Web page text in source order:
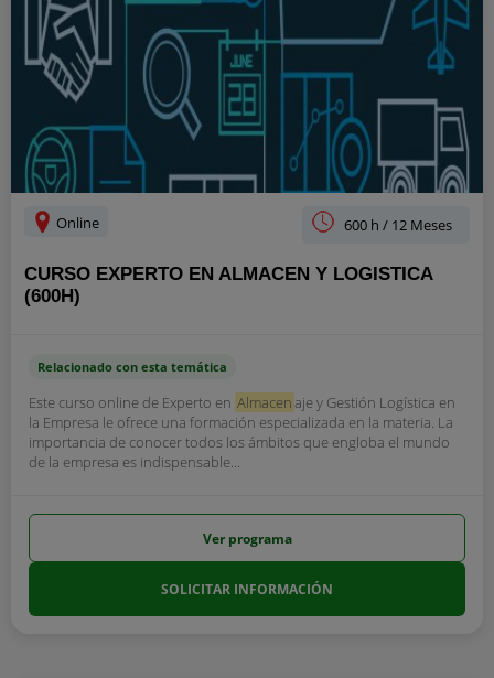
Online 600 h / 12 Meses
CURSO EXPERTO EN ALMACEN Y LOGISTICA
(600H)
Relacionado con esta temática
Este curso online de Experto en Almacenaje y Gestión Logística en
la Empresa le ofrece una formación especializada en la materia. La
importancia de conocer todos los ámbitos que engloba el mundo
de la empresa es indispensable...
Ver programa
SOLICITAR INFORMACIÓN